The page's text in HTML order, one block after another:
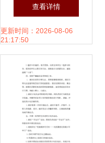
进嘉兴主题采风活
动策划方案
查看详情
更新时间：2026-08-06
21:17:50